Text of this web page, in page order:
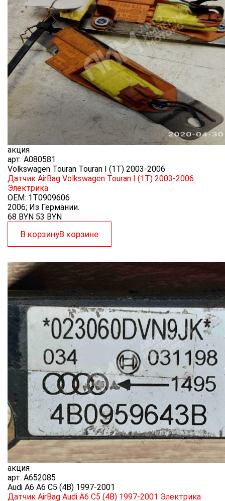
акция
арт. A080581
Volkswagen Touran Touran I (1T) 2003-2006
Датчик AirBag Volkswagen Touran I (1T) 2003-2006
Электрика
OEM: 1T0909606
2006; Из Германии.
68 BYN 53 BYN
В корзинуВ корзине
акция
арт. A652085
Audi A6 A6 C5 (4B) 1997-2001
Датчик AirBag Audi A6 C5 (4B) 1997-2001 Электрика